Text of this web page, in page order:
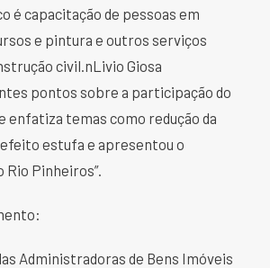
é capacitação de pessoas em
e pintura e outros serviços
civil.nLivio Giosa
pontos sobre a participação do
enfatiza temas como redução da
estufa e apresentou o
Rio Pinheiros”.
Administradoras de Bens Imóveis